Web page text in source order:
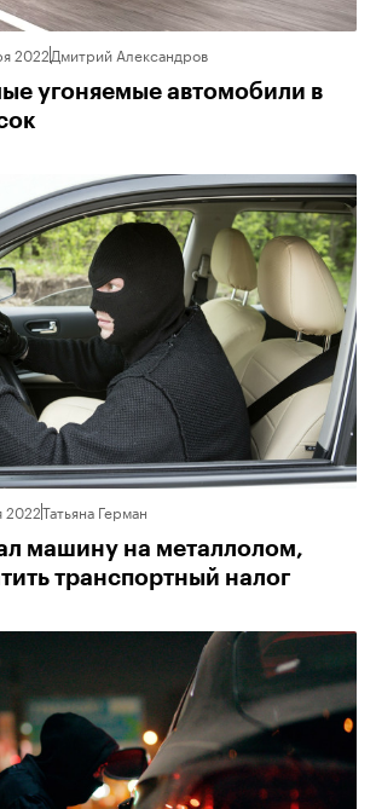
2022Дмитрий Александров
угоняемые автомобили в
2022Татьяна Герман
машину на металлолом,
транспортный налог